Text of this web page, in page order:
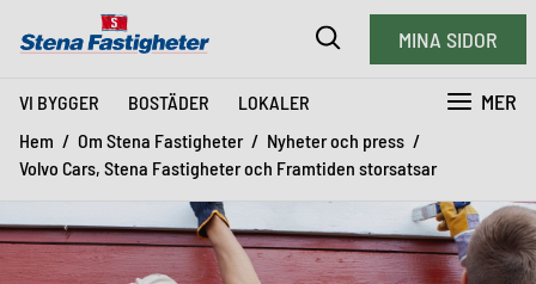
VI BYGGER BOSTÄDER LOKALER MER
MINA SIDOR
Hem Om Stena Fastigheter
Nyheter och press
Volvo Cars, Stena Fastigheter och Framtiden storsatsar